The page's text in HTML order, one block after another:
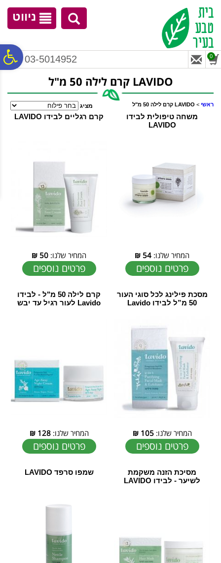
נגישות
ניווט
03-5014952 0
LAVIDO קרם לילה 50 מ"ל
ראשי > LAVIDO קרם לילה 50 מ"ל מציג
משחה טיפולית לבידו
LAVIDO
המחיר שלנו: 54
₪
פרטים נוספים
קרם רגליים לבידו LAVIDO
המחיר שלנו: 50
₪
פרטים נוספים
מסכת פילינג לכל סוגי העור
50 מ”ל לבידו Lavido
המחיר שלנו:105
₪
פרטים נוספים
קרם לילה 50 מ"ל - לבידו
Lavido לעור רגיל עד יבש
המחיר שלנו:128
₪
פרטים נוספים
מסיכת הזנה משקמת
לשיער - לבידו LAVIDO
שמפו סרפד LAVIDO